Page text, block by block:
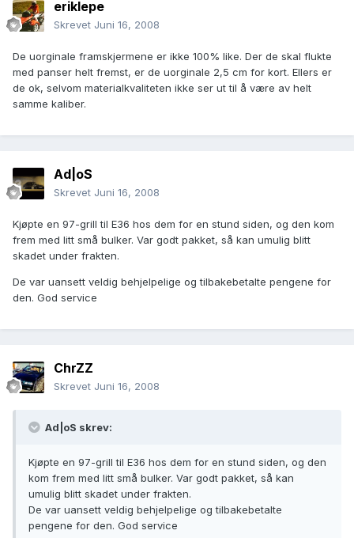
eriklepe
Skrevet Juni 16, 2008
De uorginale framskjermene er ikke 100% like. Der de skal flukte
med panser helt fremst, er de uorginale 2,5 cm for kort. Ellers er
de ok, selvom materialkvaliteten ikke ser ut til å være av helt
samme kaliber.
Ad|oS
Skrevet Juni 16, 2008
Kjøpte en 97-grill til E36 hos dem for en stund siden, og den kom
frem med litt små bulker. Var godt pakket, så kan umulig blitt
skadet under frakten.
De var uansett veldig behjelpelige og tilbakebetalte pengene for
den. God service
ChrZZ
Skrevet Juni 16, 2008
Ad|oS skrev:
Kjøpte en 97-grill til E36 hos dem for en stund siden, og den
kom frem med litt små bulker. Var godt pakket, så kan
umulig blitt skadet under frakten.
De var uansett veldig behjelpelige og tilbakebetalte
pengene for den. God service